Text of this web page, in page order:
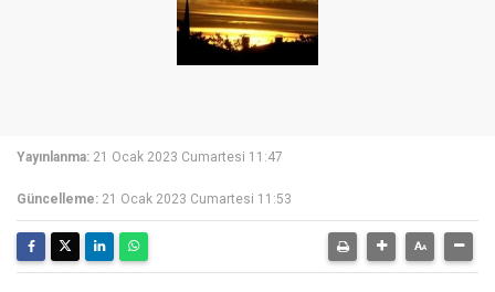
Yayınlanma: 21 Ocak 2023 Cumartesi 11:47
Güncelleme: 21 Ocak 2023 Cumartesi 11:53